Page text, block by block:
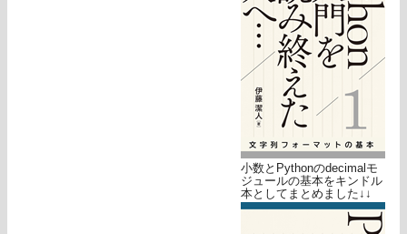
小数とPythonのdecimalモ
ジュールの基本をキンドル
本としてまとめました↓↓